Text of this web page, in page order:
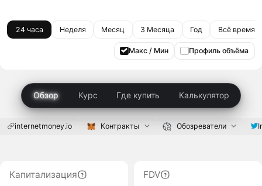
24 часа Неделя Месяц 3 Месяца Год Всё время
Макс / Мин Профиль объёма
Обзор Курс Где купить Калькулятор
internetmoney.io Контракты Обозреватели
Капитализация
FDV